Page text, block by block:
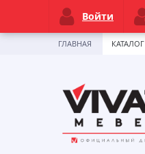
ГЛАВНАЯ КАТАЛОГ
Войти